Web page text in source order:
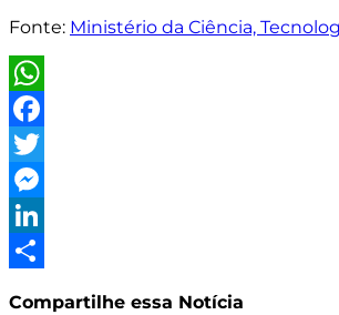
Fonte: Ministério da Ciência,
WhatsApp
Facebook
Twitter
Messenger
LinkedIn
Compartilhe essa Notícia